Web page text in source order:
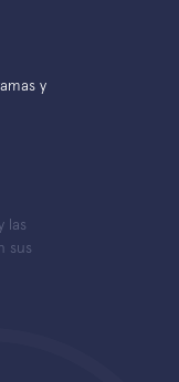
y
las
sus